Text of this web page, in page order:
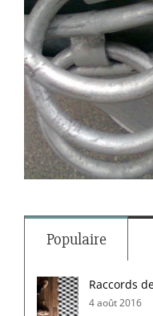
Populaire
Raccords
4 août 2016